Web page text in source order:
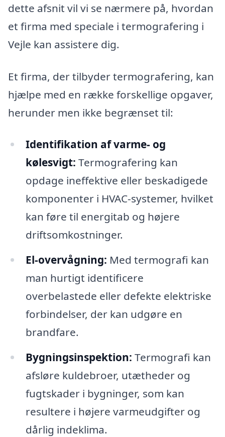
dette afsnit vil vi se nærmere på, hvordan
et firma med speciale i termografering i
Vejle kan assistere dig.
Et firma, der tilbyder termografering, kan
hjælpe med en række forskellige opgaver,
herunder men ikke begrænset til:
Identifikation af varme- og
kølesvigt: Termografering kan
opdage ineffektive eller beskadigede
komponenter i HVAC-systemer, hvilket
kan føre til energitab og højere
driftsomkostninger.
El-overvågning: Med termografi kan
man hurtigt identificere
overbelastede eller defekte elektriske
forbindelser, der kan udgøre en
brandfare.
Bygningsinspektion: Termografi kan
afsløre kuldebroer, utætheder og
fugtskader i bygninger, som kan
resultere i højere varmeudgifter og
dårlig indeklima.